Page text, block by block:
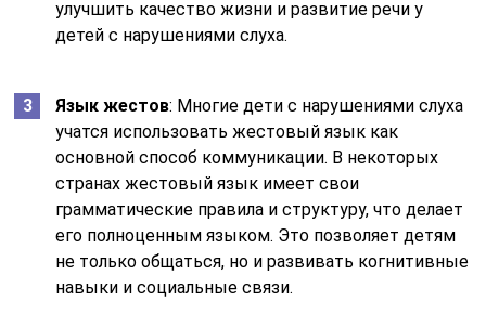
улучшить качество жизни и развитие речи у
детей с нарушениями слуха.
Язык жестов: Многие дети с нарушениями слуха
учатся использовать жестовый язык как
основной способ коммуникации. В некоторых
странах жестовый язык имеет свои
грамматические правила и структуру, что делает
его полноценным языком. Это позволяет детям
не только общаться, но и развивать когнитивные
навыки и социальные связи.